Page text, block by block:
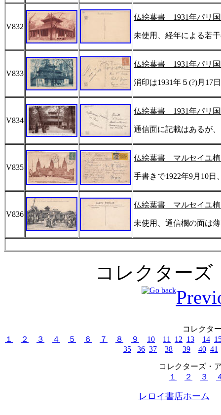
V832
仏絵葉書 1931年パリ
未使用、経年による若
V833
仏絵葉書 1931年パリ
消印は1931年５ (?)月 17
V834
仏絵葉書 1931年パリ
通信面に記載はあるが
V835
仏絵葉書 マルセイユ
手書きで1922年9月 10日
V836
仏絵葉書 マルセイユ
未使用、通信欄の面は
コレクターズ
コレクタ
１
２ ３ ４ ５ ６ ７ ８ ９ 10 11 12 13 14
35
36 37 38 39 40 41
コレクターズ・
１
２ ３
レロイ書店ホーム